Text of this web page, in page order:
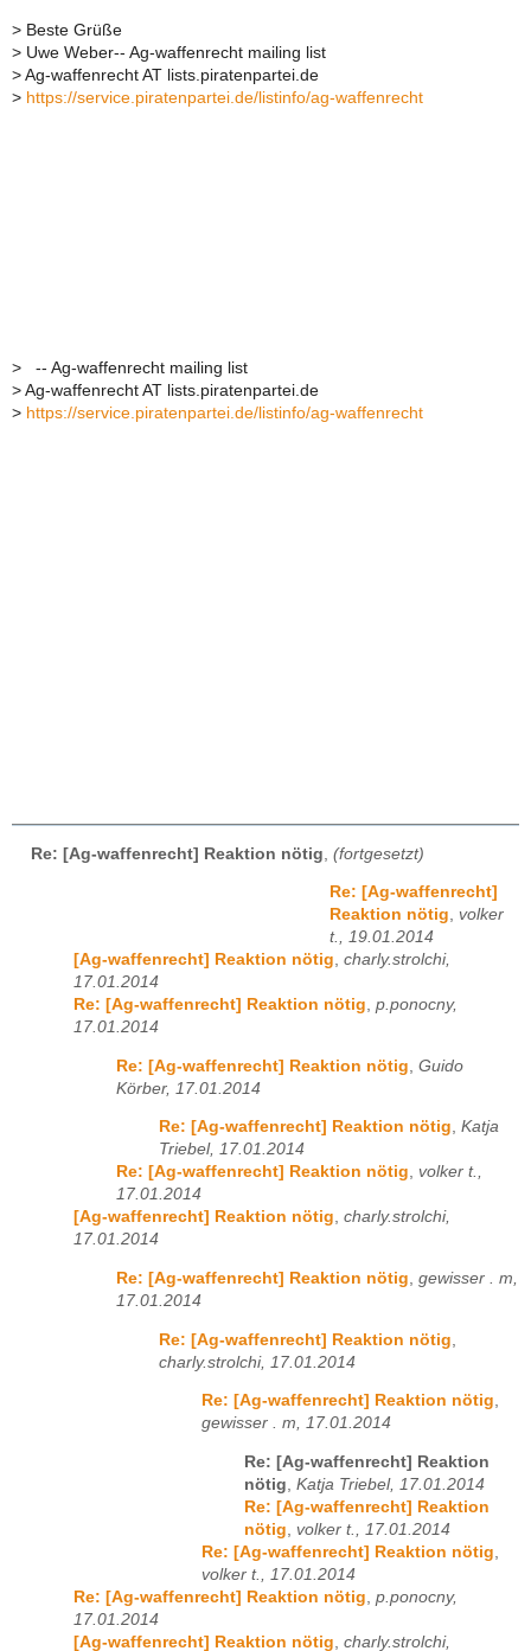
> Beste Grüße
> Uwe Weber-- Ag-waffenrecht mailing list
> Ag-waffenrecht AT lists.piratenpartei.de
> https://service.piratenpartei.de/listinfo/ag-waffenrecht
> -- Ag-waffenrecht mailing list
> Ag-waffenrecht AT lists.piratenpartei.de
> https://service.piratenpartei.de/listinfo/ag-waffenrecht
Re: [Ag-waffenrecht] Reaktion nötig (fortgesetzt)
Re: [Ag-waffenrecht]
Reaktion nötig, volker
t., 19.01.2014
[Ag-waffenrecht] Reaktion nötig, charly.strolchi,
17.01.2014
Re: [Ag-waffenrecht] Reaktion nötig, p.ponocny,
17.01.2014
Re: [Ag-waffenrecht] Reaktion nötig Guido
Körber, 17.01.2014
Re: [Ag-waffenrecht] Reaktion nötig, Katja
Triebel, 17.01.2014
Re: [Ag-waffenrecht] Reaktion nötig, volker t.,
17.01.2014
[Ag-waffenrecht] Reaktion nötig, charly.strolchi,
17.01.2014
Re: [Ag-waffenrecht] Reaktion nötig gewisser . m,
17.01.2014
Re: [Ag-waffenrecht] Reaktion nötig
charly.strolchi, 17.01.2014
Re: [Ag-waffenrecht] Reaktion nötig,
gewisser . m, 17.01.2014
Re: [Ag-waffenrecht] Reaktion
nötig Katja Triebel, 17.01.2014
Re: [Ag-waffenrecht] Reaktion
nötig volker t., 17.01.2014
Re: [Ag-waffenrecht] Reaktion nötig
volker t., 17.01.2014
Re: [Ag-waffenrecht] Reaktion nötig p.ponocny,
17.01.2014
[Ag-waffenrecht] Reaktion nötig charly.strolchi,